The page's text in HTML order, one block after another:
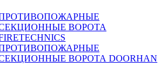
ВОРОТА
ВОРОТА DOORHAN